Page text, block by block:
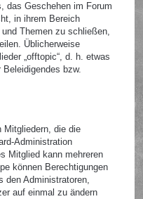
das Geschehen im Forum
in ihrem Bereich
Themen zu schließen,
Üblicherweise
„offtopic“, d. h. etwas
bzw.
Mitgliedern, die die
Administration
Mitglied kann mehreren
können Berechtigungen
den Administratoren,
auf einmal zu ändern